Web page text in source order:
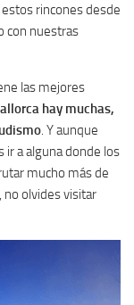
rincones desde
con nuestras
las mejores
hay muchas,
. Y aunque
ir a alguna donde los
mucho más de
no olvides visitar